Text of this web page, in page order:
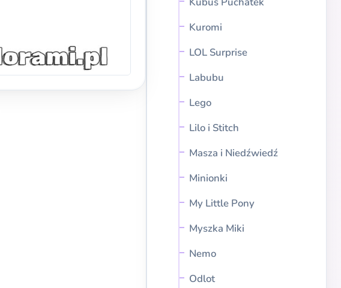
Kuromi
LOL Surprise
Labubu
Lego
Lilo i Stitch
Masza i Niedźwiedź
Minionki
My Little Pony
Myszka Miki
Nemo
Odlot